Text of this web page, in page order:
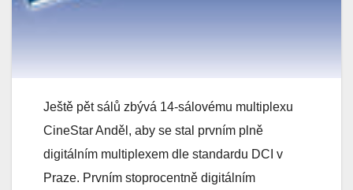
Ještě pět sálů zbývá 14-sálovému multiplexu
CineStar Anděl, aby se stal prvním plně
digitálním multiplexem dle standardu DCI v
Praze. Prvním stoprocentně digitálním